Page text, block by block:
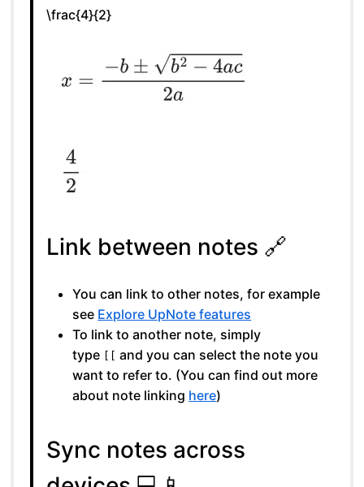
\frac{4}{2}
Link between notes 🔗
You can link to other notes, for example
see Explore UpNote features
To link to another note, simply
type [[ and you can select the note you
want to refer to. (You can find out more
about note linking here)
Sync notes across